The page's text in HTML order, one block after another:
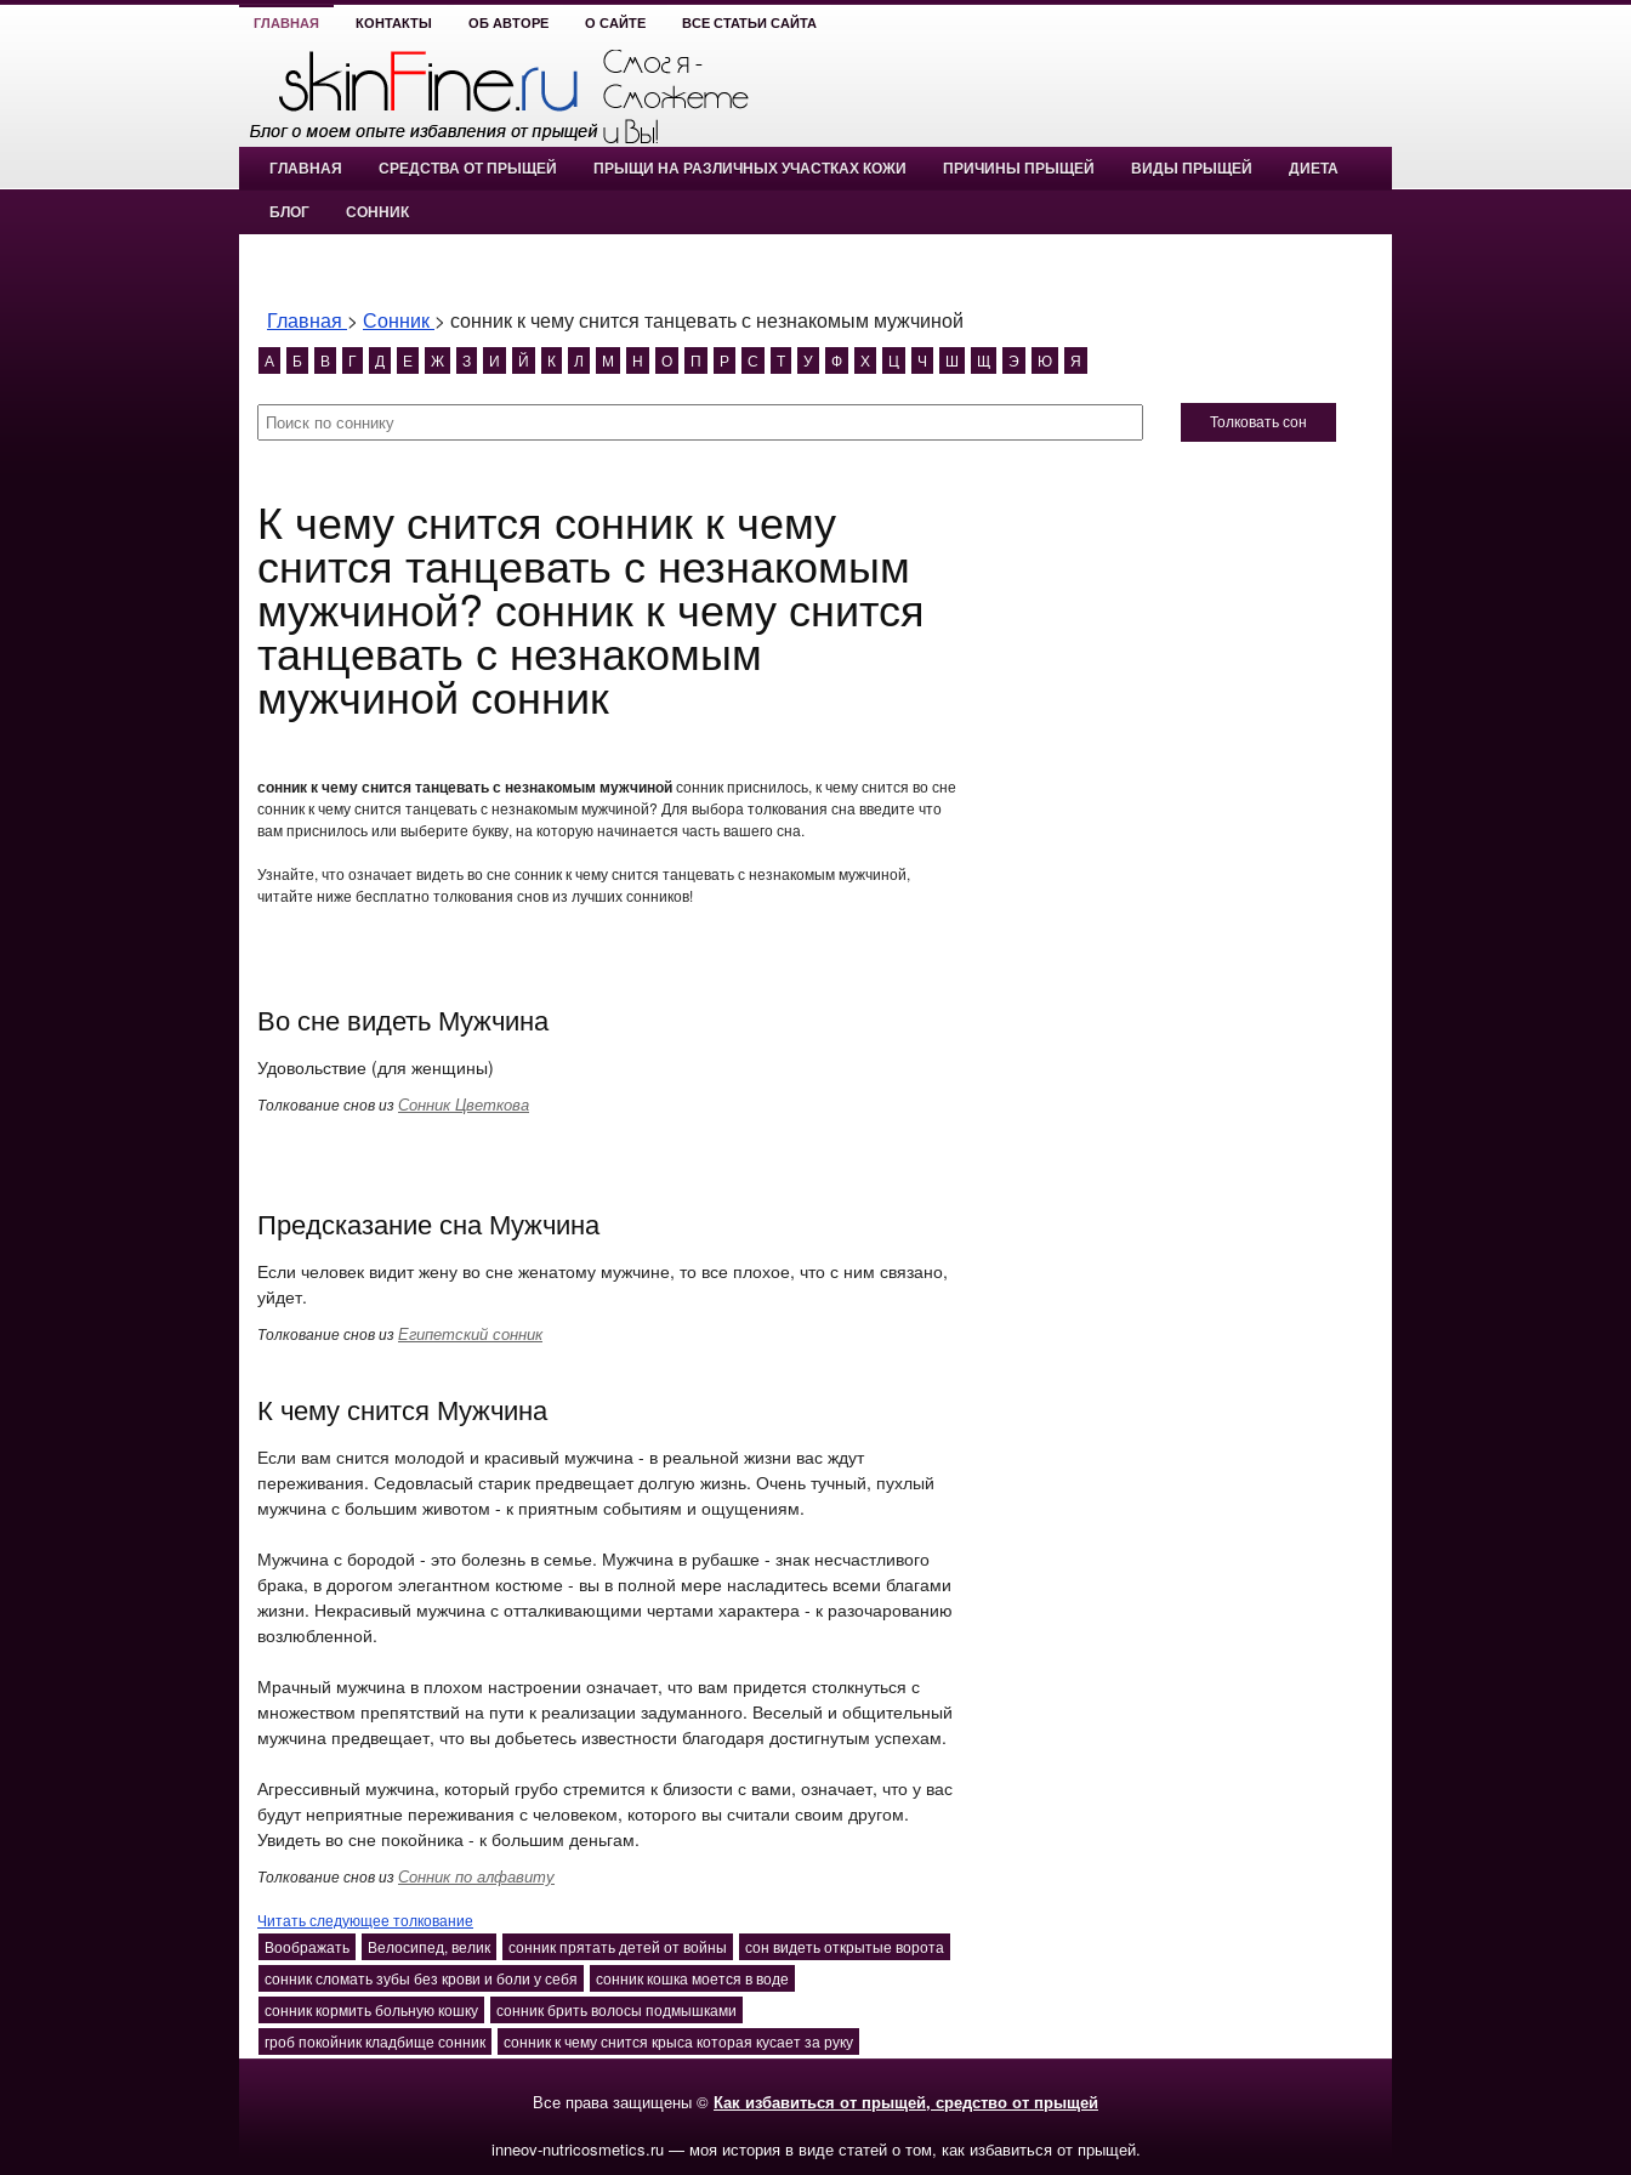
ГЛАВНАЯ КОНТАКТЫ ОБ АВТОРЕ О САЙТЕ ВСЕ СТАТЬИ САЙТА
ГЛАВНАЯ СРЕДСТВА ОТ ПРЫЩЕЙ ПРЫЩИ НА РАЗЛИЧНЫХ УЧАСТКАХ КОЖИ ПРИЧИНЫ ПРЫЩЕЙ ВИДЫ ПРЫЩЕЙ ДИЕТА
БЛОГ СОННИК
Главная > Сонник > сонник к чему снится танцевать с незнакомым мужчиной
А Б В Г Д Е Ж З И Й К Л М Н О П Р С Т У Ф Х Ц Ч Ш Щ Э Ю Я
Толковать сон
К чему снится сонник к чему
снится танцевать с незнакомым
мужчиной? сонник к чему снится
танцевать с незнакомым
мужчиной сонник
сонник к чему снится танцевать с незнакомым мужчинойсонник приснилось, к чему снится во сне
сонник к чему снится танцевать с незнакомым мужчиной? Для выбора толкования сна введите что
вам приснилось или выберите букву, на которую начинается часть вашего сна.
Узнайте, что означает видеть во сне сонник к чему снится танцевать с незнакомым мужчиной,
читайте ниже бесплатно толкования снов из лучших сонников!
Во сне видеть Мужчина
Удовольствие (для женщины)
Толкование снов изСонник Цветкова
Предсказание сна Мужчина
Если человек видит жену во сне женатому мужчине, то все плохое, что с ним связано,
уйдет.
Толкование снов изЕгипетский сонник
К чему снится Мужчина
Если вам снится молодой и красивый мужчина - в реальной жизни вас ждут
переживания. Седовласый старик предвещает долгую жизнь. Очень тучный, пухлый
мужчина с большим животом - к приятным событиям и ощущениям.
Мужчина с бородой - это болезнь в семье. Мужчина в рубашке - знак несчастливого
брака, в дорогом элегантном костюме - вы в полной мере насладитесь всеми благами
жизни. Некрасивый мужчина с отталкивающими чертами характера - к разочарованию
возлюбленной.
Мрачный мужчина в плохом настроении означает, что вам придется столкнуться с
множеством препятствий на пути к реализации задуманного. Веселый и общительный
мужчина предвещает, что вы добьетесь известности благодаря достигнутым успехам.
Агрессивный мужчина, который грубо стремится к близости с вами, означает, что у вас
будут неприятные переживания с человеком, которого вы считали своим другом.
Увидеть во сне покойника - к большим деньгам.
Толкование снов изСонник по алфавиту
Читать следующее толкование
Воображать
Велосипед, велик сонник прятать детей от войны
сон видеть открытые ворота
сонник сломать зубы без крови и боли у себя
сонник кошка моется в воде
сонник кормить больную кошку
сонник брить волосы подмышками
гроб покойник кладбище сонник
сонник к чему снится крыса которая кусает за руку
Все права защищены © Как избавиться от прыщей, средство от прыщей
inneov-nutricosmetics.ru — моя история в виде статей о том, как избавиться от прыщей.